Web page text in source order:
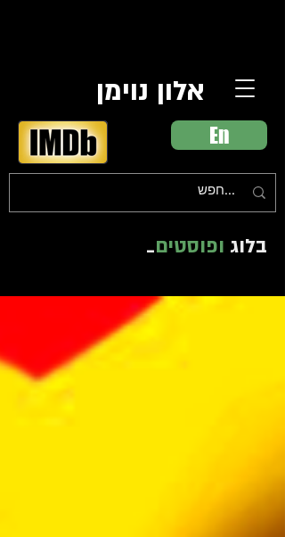
אלון נוימן
En
בלוג ופוסטים_